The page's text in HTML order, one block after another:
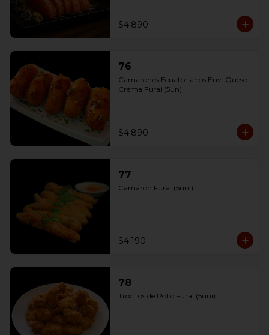
$4.890
76
Camarones Ecuatorianos Env. Queso
Crema Furai (5un)
$4.890
77
Camarón Furai (5uni)
$4.190
78
Trocitos de Pollo Furai (5uni)